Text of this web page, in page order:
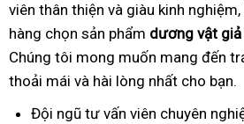
viên thân thiện và giàu kinh
hàng chọn sản phẩm dương vật
Chúng tôi mong muốn mang đến
thoải mái và hài lòng nhất cho bạn.
Đội ngũ tư vấn viên chuyên